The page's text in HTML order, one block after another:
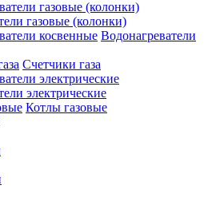
газовые (колонки)
Водонагреватели
Счетчики газа
электрические
Котлы газовые